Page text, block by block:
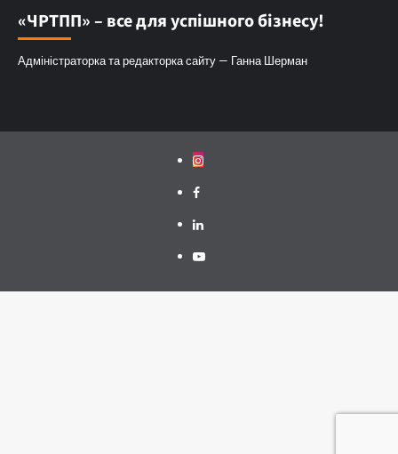
«ЧРТПП» – все для успішного бізнесу!
Адміністраторка та редакторка сайту — Ганна Шерман